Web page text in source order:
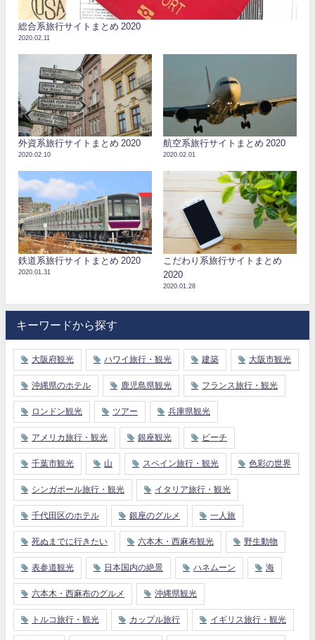
総合系旅行サイトまとめ 2020
2020.02.11
外資系旅行サイトまとめ 2020
2020.02.10
航空系旅行サイトまとめ 2020
2020.02.01
鉄道系旅行サイトまとめ 2020
2020.01.31
こだわり系旅行サイトまとめ
2020
2020.01.28
キーワードから探す
大阪府観光 ハワイ旅行・観光 建築 大阪市観光
沖縄県のホテル 鹿児島県観光 フランス旅行・観光
ロンドン観光 ツアー 兵庫県観光
アメリカ旅行・観光 銀座観光 ビーチ
千葉市観光 山 スペイン旅行・観光 色彩の世界
シンガポール旅行・観光 イタリア旅行・観光
千代田区のホテル 銀座のグルメ 一人旅
死ぬまでに行きたい 六本木・西麻布観光 野生動物
表参道観光 日本国内の絶景 ハネムーン 海
六本木・西麻布のグルメ 沖縄県観光
トルコ旅行・観光 カップル旅行 イギリス旅行・観光